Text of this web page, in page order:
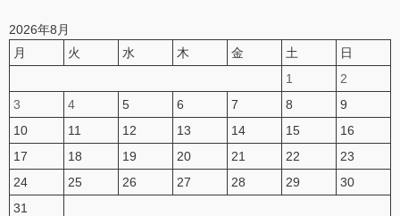
2026年8月
月
火 水 木 金 土
日
1
2
3
4 5 6 7 8
9
10
11 12 13 14 15
16
17
18 19 20 21 22
23
24
25 26 27 28 29
30
31